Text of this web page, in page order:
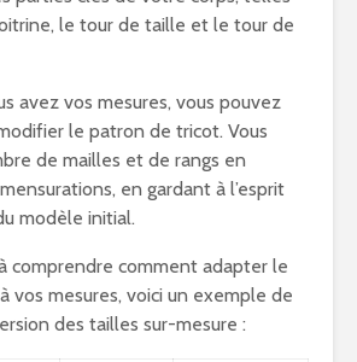
le tour de taille et le tour de
avez vos mesures, vous pouvez
le patron de tricot. Vous
de mailles et de rangs en
en gardant à l’esprit
modèle initial.
comprendre comment adapter le
vos mesures, voici un exemple de
des tailles sur-mesure :